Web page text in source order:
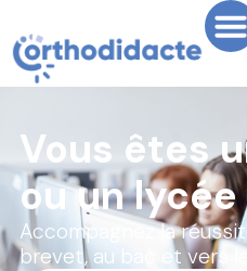
Vous êtes
ou un lycée
Accompagnez la
brevet, au bac et vers